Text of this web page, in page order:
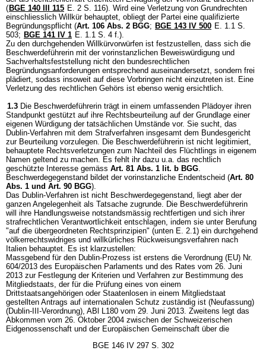
( BGE 140 III 115 E. 2 S. 116). Wird eine Verletzung von Grundrechten
einschliesslich Willkür behauptet, obliegt der Partei eine qualifizierte
Begründungspflicht (Art. 106 Abs. 2 BGG; BGE 143 IV 500 E. 1.1 S.
503; BGE 141 IV 1 E. 1.1 S. 4 f.).
Zu den durchgehenden Willkürvorwürfen ist festzustellen, dass sich die
Beschwerdeführerin mit der vorinstanzlichen Beweiswürdigung und
Sachverhaltsfeststellung nicht den bundesrechtlichen
Begründungsanforderungen entsprechend auseinandersetzt, sondern frei
plädiert, sodass insoweit auf diese Vorbringen nicht einzutreten ist. Eine
Verletzung des rechtlichen Gehörs ist ebenso wenig ersichtlich.
1.3 Die Beschwerdeführerin trägt in einem umfassenden Plädoyer ihren
Standpunkt gestützt auf ihre Rechtsbeurteilung auf der Grundlage einer
eigenen Würdigung der tatsächlichen Umstände vor. Sie sucht, das
Dublin-Verfahren mit dem Strafverfahren insgesamt dem Bundesgericht
zur Beurteilung vorzulegen. Die Beschwerdeführerin ist nicht legitimiert,
behauptete Rechtsverletzungen zum Nachteil des Flüchtlings in eigenem
Namen geltend zu machen. Es fehlt ihr dazu u.a. das rechtlich
geschützte Interesse gemäss Art. 81 Abs. 1 lit. b BGG.
Beschwerdegegenstand bildet der vorinstanzliche Endentscheid (Art. 80
Abs. 1 und Art. 90 BGG).
Das Dublin-Verfahren ist nicht Beschwerdegegenstand, liegt aber der
ganzen Angelegenheit als Tatsache zugrunde. Die Beschwerdeführerin
will ihre Handlungsweise notstandsmässig rechtfertigen und sich ihrer
strafrechtlichen Verantwortlichkeit entschlagen, indem sie unter Berufung
"auf die übergeordneten Rechtsprinzipien" (unten E. 2.1) ein durchgehend
völkerrechtswidriges und willkürliches Rückweisungsverfahren nach
Italien behauptet. Es ist klarzustellen:
Massgebend für den Dublin-Prozess ist erstens die Verordnung (EU) Nr.
604/2013 des Europäischen Parlaments und des Rates vom 26. Juni
2013 zur Festlegung der Kriterien und Verfahren zur Bestimmung des
Mitgliedstaats, der für die Prüfung eines von einem
Drittstaatsangehörigen oder Staatenlosen in einem Mitgliedstaat
gestellten Antrags auf internationalen Schutz zuständig ist (Neufassung)
(Dublin-III-Verordnung), ABl L180 vom 29. Juni 2013. Zweitens legt das
Abkommen vom 26. Oktober 2004 zwischen der Schweizerischen
Eidgenossenschaft und der Europäischen Gemeinschaft über die
BGE 146 IV 297 S. 302